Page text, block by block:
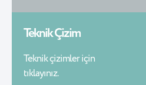
Teknik Çizim
Teknik çizimler için
tıklayınız.